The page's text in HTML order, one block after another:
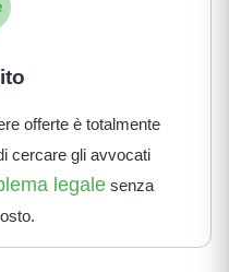
offerte è totalmente
cercare gli avvocati
legale senza